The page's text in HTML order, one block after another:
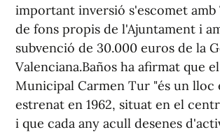
important inversió s'escomet amb
de fons propis de l'Ajuntament i
subvenció de 30.000 euros de la
Valenciana.Baños ha afirmat que
Municipal Carmen Tur "és un lloc
estrenat en 1962, situat en el
i que cada any acull desenes